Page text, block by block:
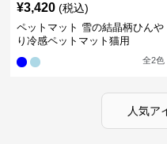
¥3,420 (税込)
ペットマット 雪の結晶柄ひんや
り冷感ペットマット猫用
全2色
人気ア